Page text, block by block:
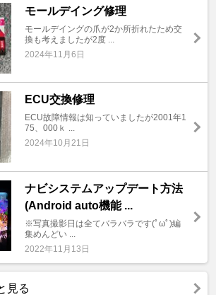
モールデイング修理
モールデイングの爪が2か所折れたため交
換も考えましたが2度 ...
2024年11月6日
ECU交換修理
ECU故障情報は知っていましたが2001年1
75、000ｋ ...
2024年10月21日
ナビシステムアップデート方法
(Android auto機能 ...
※写真撮影日は全てバラバラです(ﾟωﾟ)編
集めんどい ...
2022年11月13日
見る